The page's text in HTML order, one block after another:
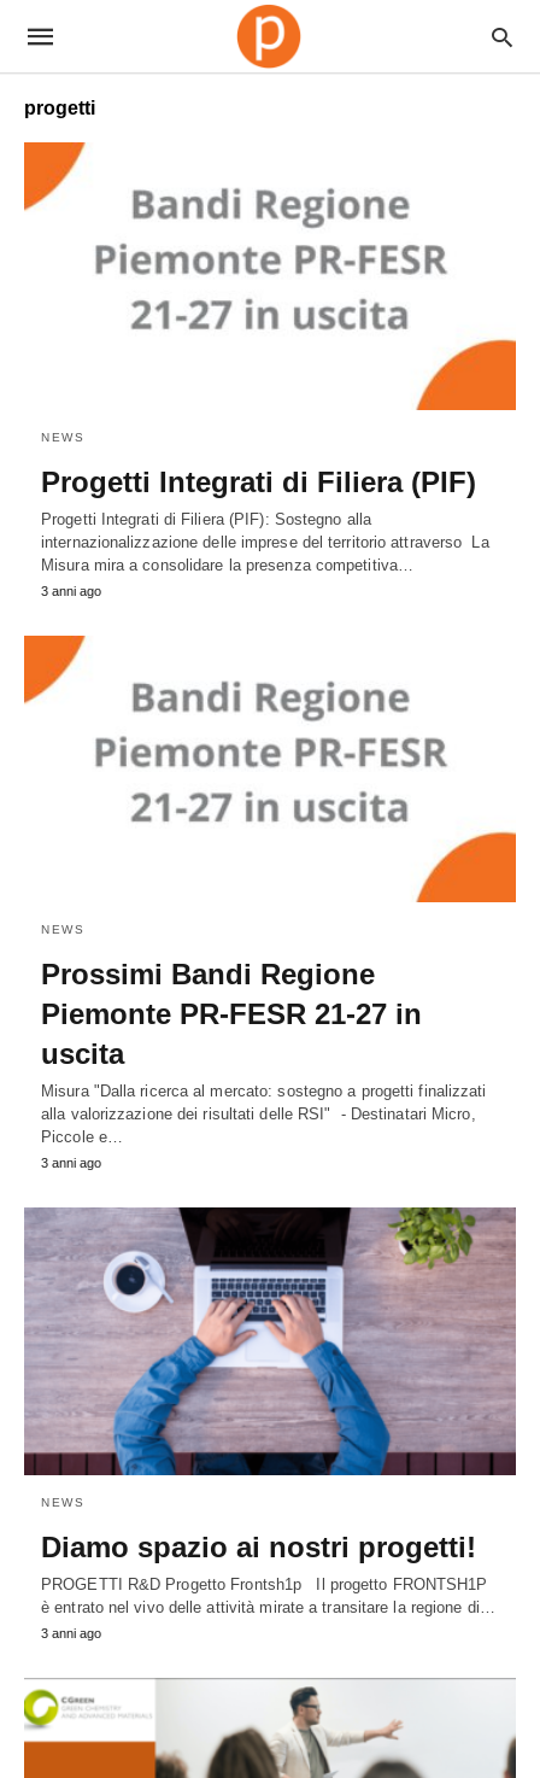
progetti
NEWS
Progetti Integrati di Filiera (PIF)
Progetti Integrati di Filiera (PIF): Sostegno alla
internazionalizzazione delle imprese del territorio attraverso La
Misura mira a consolidare la presenza competitiva…
3 anni ago
NEWS
Prossimi Bandi Regione
Piemonte PR-FESR 21-27 in
uscita
Misura "Dalla ricerca al mercato: sostegno a progetti finalizzati
alla valorizzazione dei risultati delle RSI" - Destinatari Micro,
Piccole e…
3 anni ago
NEWS
Diamo spazio ai nostri progetti!
PROGETTI R&D Progetto Frontsh1p Il progetto FRONTSH1P
è entrato nel vivo delle attività mirate a transitare la regione di…
3 anni ago